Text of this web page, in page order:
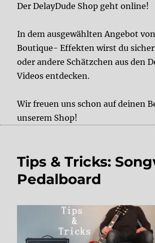
Der DelayDude Shop geht online!
In dem ausgewählten Angebot
Boutique- Effekten wirst du sicher
oder andere Schätzchen aus den
Videos entdecken.
Wir freuen uns schon auf deinen
unserem Shop!
Tips & Tricks:
Pedalboard